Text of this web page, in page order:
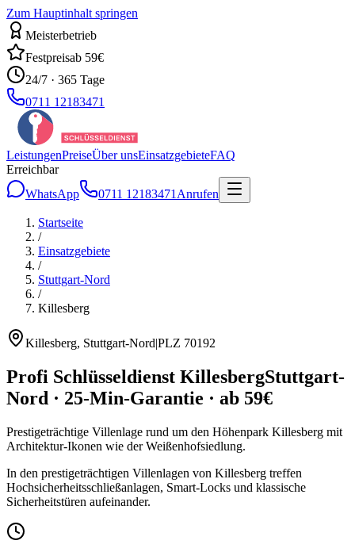
Zum Hauptinhalt springen
Meisterbetrieb
Festpreisab 59€
24/7 · 365 Tage
0711 12183471
LeistungenPreiseÜber unsEinsatzgebieteFAQ
Erreichbar
WhatsApp
0711 12183471 Anrufen
Startseite
/
Einsatzgebiete
/
Stuttgart-Nord
/
Killesberg
Killesberg, Stuttgart-Nord|PLZ 70192
Profi Schlüsseldienst KillesbergStuttgart-
Nord · 25-Min-Garantie · ab 59€
Prestigeträchtige Villenlage rund um den Höhenpark Killesberg mit
Architektur-Ikonen wie der Weißenhofsiedlung.
In den prestigeträchtigen Villenlagen von Killesberg treffen
Hochsicherheitsschließanlagen, Smart-Locks und klassische
Sicherheitstüren aufeinander.